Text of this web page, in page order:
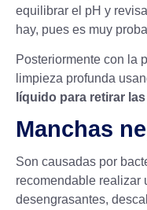
equilibrar el pH y
hay, pues es muy
Posteriormente con la
limpieza profunda
líquido para retirar
Manchas
Son causadas por
recomendable realizar
desengrasantes,